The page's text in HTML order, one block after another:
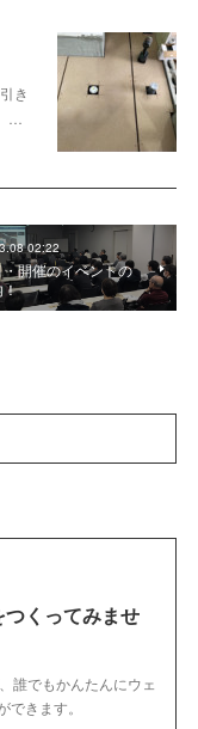
き
…
02:22
開催のイベントの
！
くってみませ
誰でもかんたんにウェ
きます。